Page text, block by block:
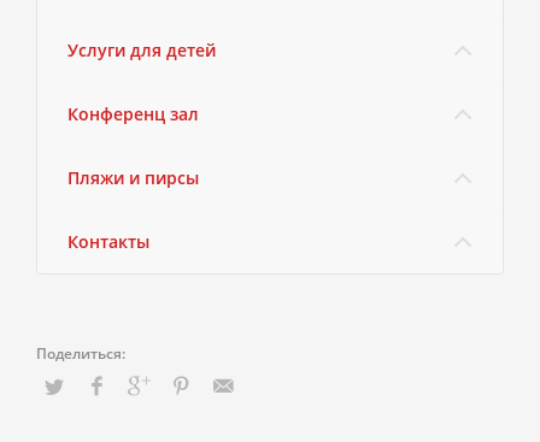
Услуги для детей
Конференц зал
Пляжи и пирсы
Контакты